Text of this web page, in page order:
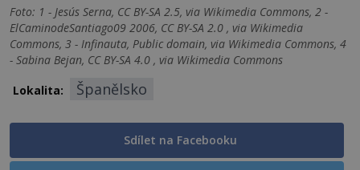
Foto: 1 - Jesús Serna, CC BY-SA 2.5, via Wikimedia Commons, 2 -
ElCaminodeSantiago09 2006, CC BY-SA 2.0 , via Wikimedia
Commons, 3 - Infinauta, Public domain, via Wikimedia Commons, 4
- Sabina Bejan, CC BY-SA 4.0 , via Wikimedia Commons
Lokalita:
Španělsko
Sdílet na Facebooku